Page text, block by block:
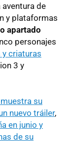
de
y plataformas
apartado
personajes
y criaturas
3 y
su
nuevo tráiler,
en junio y
de su